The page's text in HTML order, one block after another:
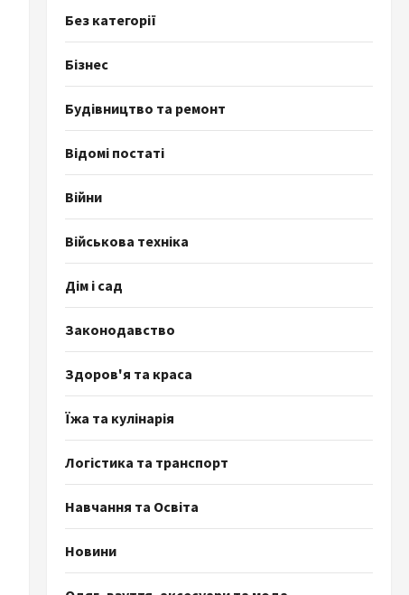
Без категорії
Бізнес
Будівництво та ремонт
Відомі постаті
Війни
Військова техніка
Дім і сад
Законодавство
Здоров'я та краса
Їжа та кулінарія
Логістика та транспорт
Навчання та Освіта
Новини